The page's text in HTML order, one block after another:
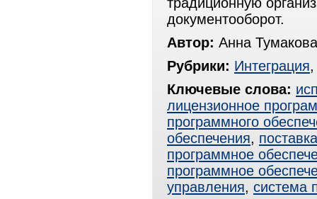
документооборот.
Автор: Анна
Рубрики: Интеграция
Ключевые слова:
лицензионное
программного
обеспечения,
программное
программное
управления, система